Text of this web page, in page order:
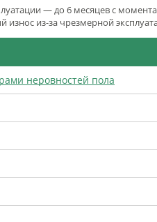
— до 6 месяцев с
износ из-за чрезмерной
неровностей пола